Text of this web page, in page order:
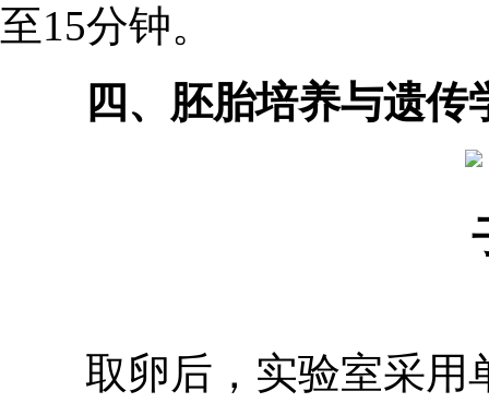
至15分钟。
四、胚胎培养与遗传
取卵后，实验室采用